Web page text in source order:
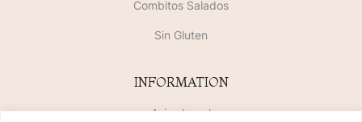
Combitos Salados
Sin Gluten
INFORMATION
Aviso Legal